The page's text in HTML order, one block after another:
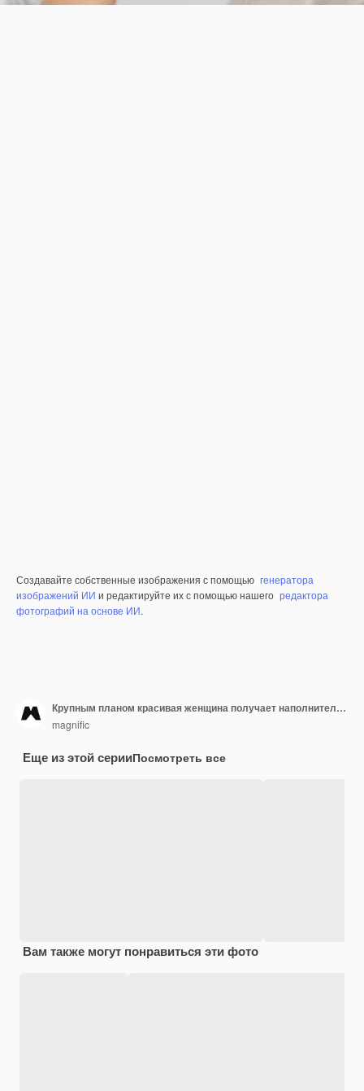
Создавайте собственные изображения с помощью генератора
изображений ИИ и редактируйте их с помощью нашего редактора
фотографий на основе ИИ.
Крупным планом красивая женщина получает наполнитель для губ
magnific
Еще из этой серииПосмотреть все
Вам также могут понравиться эти фото